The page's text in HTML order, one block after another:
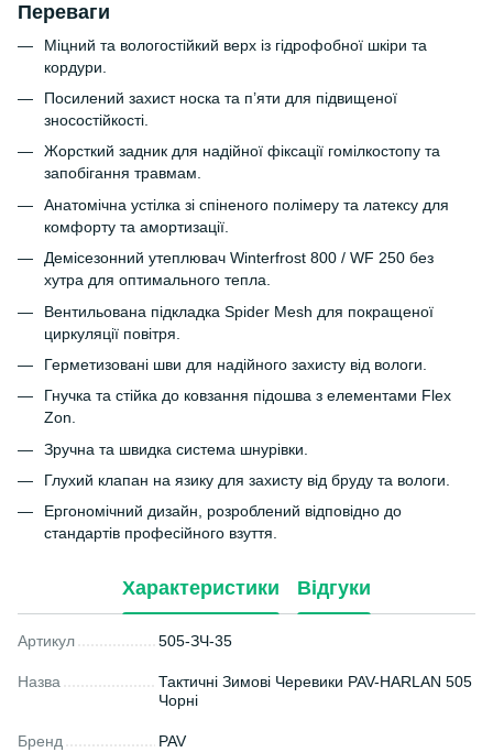
Переваги
Міцний та вологостійкий верх із гідрофобної шкіри та
кордури.
Посилений захист носка та п’яти для підвищеної
зносостійкості.
Жорсткий задник для надійної фіксації гомілкостопу та
запобігання травмам.
Анатомічна устілка зі спіненого полімеру та латексу для
комфорту та амортизації.
Демісезонний утеплювач Winterfrost 800 / WF 250 без
хутра для оптимального тепла.
Вентильована підкладка Spider Mesh для покращеної
циркуляції повітря.
Герметизовані шви для надійного захисту від вологи.
Гнучка та стійка до ковзання підошва з елементами Flex
Zon.
Зручна та швидка система шнурівки.
Глухий клапан на язику для захисту від бруду та вологи.
Ергономічний дизайн, розроблений відповідно до
стандартів професійного взуття.
Характеристики Відгуки
Артикул 505-ЗЧ-35
Назва
Тактичні Зимові Черевики PAV-HARLAN 505
Чорні
Бренд PAV